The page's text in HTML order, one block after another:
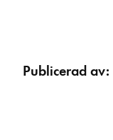
Publicerad av: